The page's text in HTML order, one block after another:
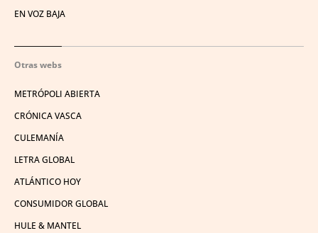
EN VOZ BAJA
Otras webs
METRÓPOLI ABIERTA
CRÓNICA VASCA
CULEMANÍA
LETRA GLOBAL
ATLÁNTICO HOY
CONSUMIDOR GLOBAL
HULE & MANTEL